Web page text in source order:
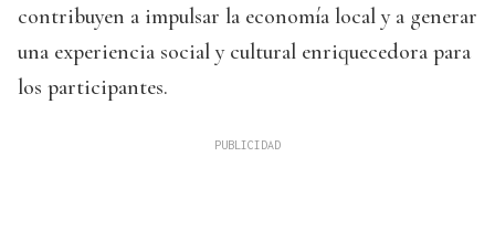
contribuyen a impulsar la economía local y a generar
una experiencia social y cultural enriquecedora para
los participantes.